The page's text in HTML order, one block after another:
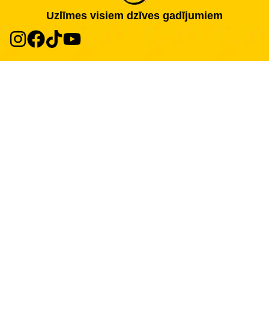
Uzlīmes visiem dzīves gadījumiem